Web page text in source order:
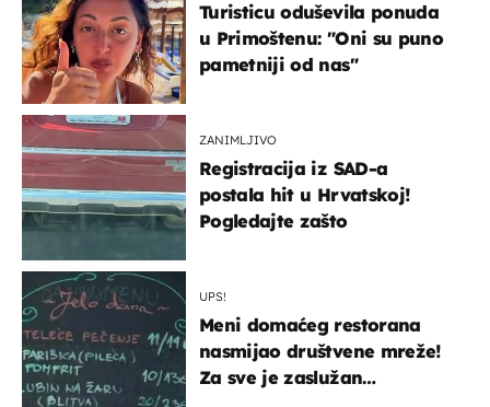
Turisticu oduševila ponuda
u Primoštenu: "Oni su puno
pametniji od nas"
ZANIMLJIVO
Registracija iz SAD-a
postala hit u Hrvatskoj!
Pogledajte zašto
UPS!
Meni domaćeg restorana
nasmijao društvene mreže!
Za sve je zaslužan